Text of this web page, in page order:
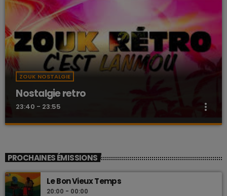
ZOUK NOSTALGIE
Nostalgie retro
23:40 - 23:55 more_vert
Dj Wildfried
Les plus beaux Zouk des années 80
PROCHAINES ÉMISSIONS
Le Bon Vieux Temps
20:00 - 00:00